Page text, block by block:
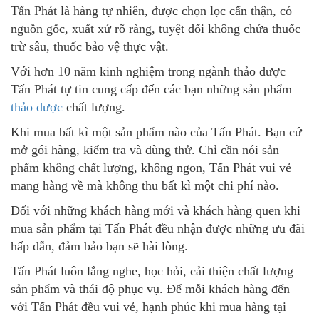
Tấn Phát là hàng tự nhiên, được chọn lọc cẩn thận, có
nguồn gốc, xuất xứ rõ ràng, tuyệt đối không chứa thuốc
trừ sâu, thuốc bảo vệ thực vật.
Với hơn 10 năm kinh nghiệm trong ngành thảo dược
Tấn Phát tự tin cung cấp đến các bạn những sản phẩm
thảo dược chất lượng.
Khi mua bất kì một sản phẩm nào của Tấn Phát. Bạn cứ
mở gói hàng, kiểm tra và dùng thử. Chỉ cần nói sản
phẩm không chất lượng, không ngon, Tấn Phát vui vẻ
mang hàng về mà không thu bất kì một chi phí nào.
Đối với những khách hàng mới và khách hàng quen khi
mua sản phẩm tại Tấn Phát đều nhận được những ưu đãi
hấp dẫn, đảm bảo bạn sẽ hài lòng.
Tấn Phát luôn lắng nghe, học hỏi, cải thiện chất lượng
sản phẩm và thái độ phục vụ. Để mỗi khách hàng đến
với Tấn Phát đều vui vẻ, hạnh phúc khi mua hàng tại